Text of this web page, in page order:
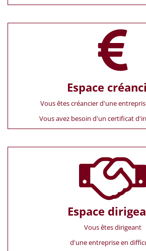
Espace
Vous êtes créancier d'une
Vous avez besoin d'un certificat
Espace
Vous êtes dirigeant
d'une entreprise en